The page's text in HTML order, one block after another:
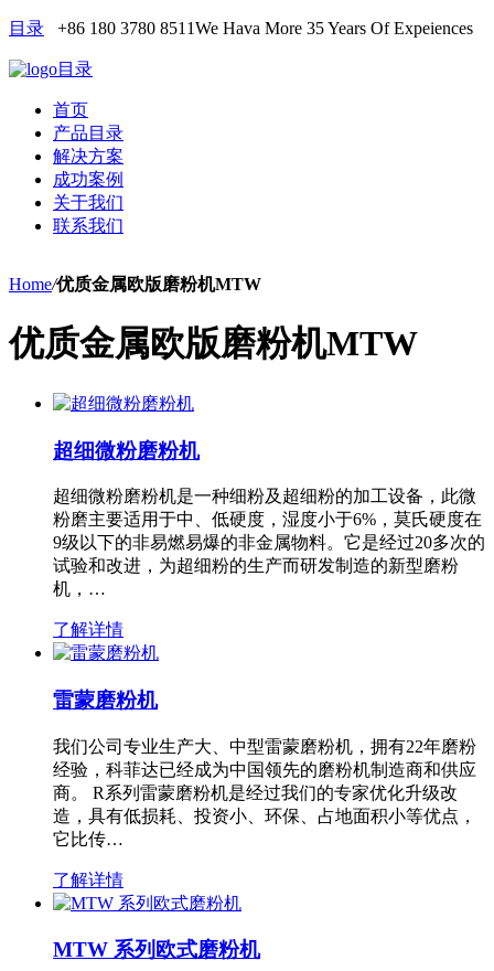
目录 +86 180 3780 8511We Hava More 35 Years Of Expeiences
目录
首页
产品目录
解决方案
成功案例
关于我们
联系我们
Home/优质金属欧版磨粉机MTW
优质金属欧版磨粉机MTW
超细微粉磨粉机
超细微粉磨粉机是一种细粉及超细粉的加工设备，此微
粉磨主要适用于中、低硬度，湿度小于6%，莫氏硬度在
9级以下的非易燃易爆的非金属物料。它是经过20多次的
试验和改进，为超细粉的生产而研发制造的新型磨粉
机，…
了解详情
雷蒙磨粉机
我们公司专业生产大、中型雷蒙磨粉机，拥有22年磨粉
经验，科菲达已经成为中国领先的磨粉机制造商和供应
商。 R系列雷蒙磨粉机是经过我们的专家优化升级改
造，具有低损耗、投资小、环保、占地面积小等优点，
它比传…
了解详情
MTW 系列欧式磨粉机